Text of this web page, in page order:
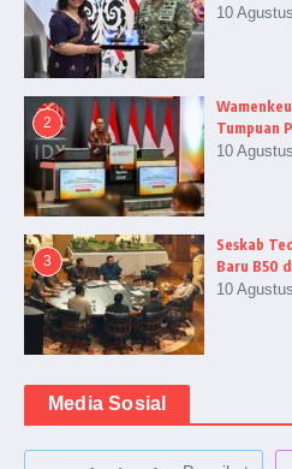
10
2
Tumpuan
10
3
Seskab
Baru B50
10
Media Sosial